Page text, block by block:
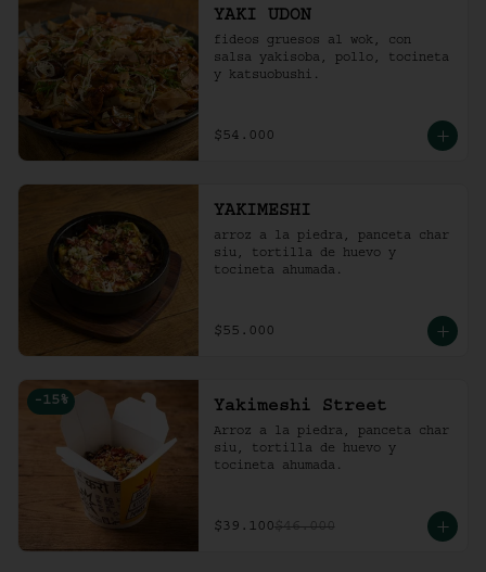
YAKI UDON
fideos gruesos al wok, con
salsa yakisoba, pollo, tocineta
y katsuobushi.
$54.000
YAKIMESHI
arroz a la piedra, panceta char
siu, tortilla de huevo y
tocineta ahumada.
$55.000
-15 % Yakimeshi Street
Arroz a la piedra, panceta char
siu, tortilla de huevo y
tocineta ahumada.
$39.100$46.000